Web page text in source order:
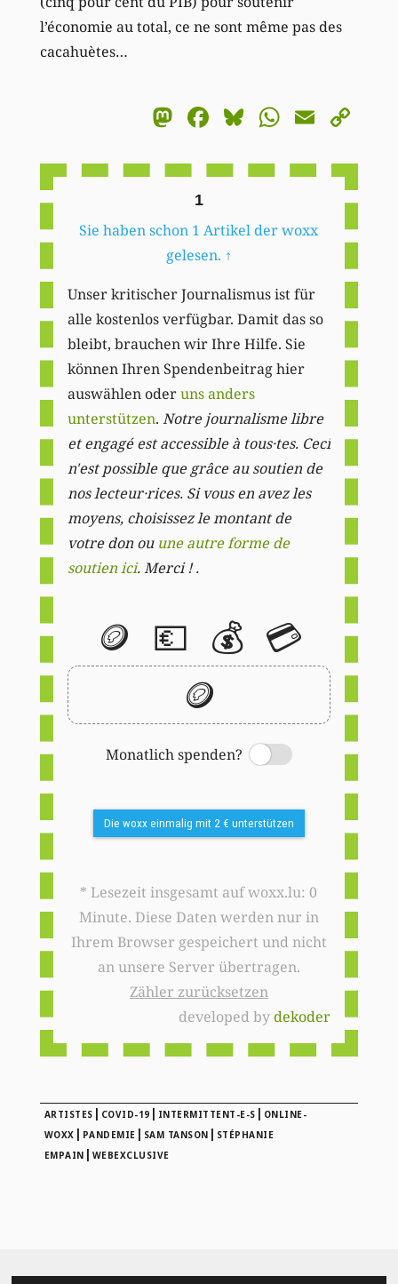
l’économie au total, ce ne sont même pas des
cacahuètes…
Mastodon
Facebook
BlueskyEmail
1
Sie haben schon 1 Artikel der woxx
gelesen. ↑
Unser kritischer Journalismus ist für
alle kostenlos verfügbar. Damit das so
bleibt, brauchen wir Ihre Hilfe. Sie
können Ihren Spendenbeitrag hier
auswählen oderuns anders
unterstützen. Notre journalisme libre
et engagé est accessible à tous·tes. Ceci
n'est possible que grâce au soutien de
nos lecteur·rices. Si vous en avez les
moyens, choisissez le montant de
votre don ou une autre forme de
soutien ici. Merci ! .
🪙 💶 💰 💳
🪙
Monatlich spenden?
Switch
Die woxx einmalig mit 2 € unterstützen
* Lesezeit insgesamt auf woxx.lu: 0
Minute. Diese Daten werden nur in
Ihrem Browser gespeichert und nicht
an unsere Server übertragen.
Zähler zurücksetzen
developed bydekoder
ARTISTES | COVID-19 | INTERMITTENT-E-S | ONLINE-
WOXX | PANDEMIE | SAM TANSON | STÉPHANIE
EMPAIN | WEBEXCLUSIVE